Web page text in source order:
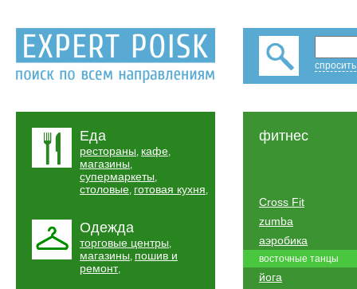
Еда
рестораны, кафе,
магазины,
супермаркеты,
столовые, готовая кухня,
Одежда
торговые центры,
магазины, пошив и
ремонт,
фитнес
Cross Fit
zumba
аэробика
восточные танцы
йога